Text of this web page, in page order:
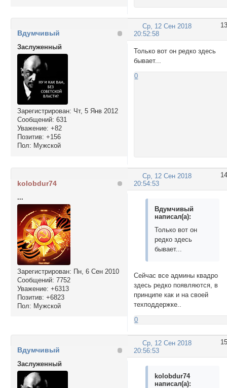
13
Ср, 12 Сен 2018
20:52:58
Вдумчивый
Заслуженный
Зарегистрирован: Чт, 5 Янв 2012
Сообщений: 631
Уважение: +82
Позитив: +156
Пол: Мужской
Только вот он редко здесь
бывает...
0
14
Ср, 12 Сен 2018
20:54:53
kolobdur74
...
Зарегистрирован: Пн, 6 Сен 2010
Сообщений: 7752
Уважение: +6313
Позитив: +6823
Пол: Мужской
Вдумчивый
написал(а):
Только вот он
редко здесь
бывает...
Сейчас все админы квадро
здесь редко появляются, в
принципе как и на своей
техподдержке..
0
15
Ср, 12 Сен 2018
20:56:53
Вдумчивый
Заслуженный
kolobdur74
написал(а):